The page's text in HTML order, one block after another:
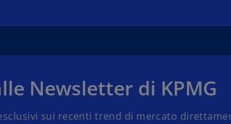
Newsletter di KPMG
sui recenti trend di mercato